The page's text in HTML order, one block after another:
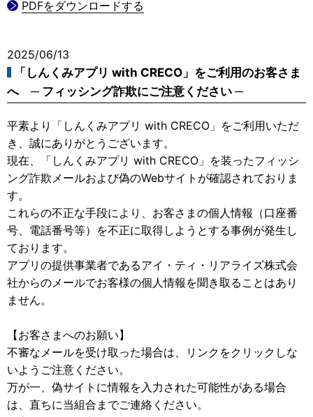
PDFをダウンロードする
2025/06/13
「しんくみアプリ with CRECO」をご利用のお客さま
へ ─ フィッシング詐欺にご注意ください ─
平素より「しんくみアプリ with CRECO」をご利用いただ
き、誠にありがとうございます。
現在、「しんくみアプリ with CRECO」を装ったフィッシ
ング詐欺メールおよび偽のWebサイトが確認されておりま
す。
これらの不正な手段により、お客さまの個人情報（口座番
号、電話番号等）を不正に取得しようとする事例が発生し
ております。
アプリの提供事業者であるアイ・ティ・リアライズ株式会
社からのメールでお客様の個人情報を聞き取ることはあり
ません。
【お客さまへのお願い】
不審なメールを受け取った場合は、リンクをクリックしな
いようご注意ください。
万が一、偽サイトに情報を入力された可能性がある場合
は、直ちに当組合までご連絡ください。